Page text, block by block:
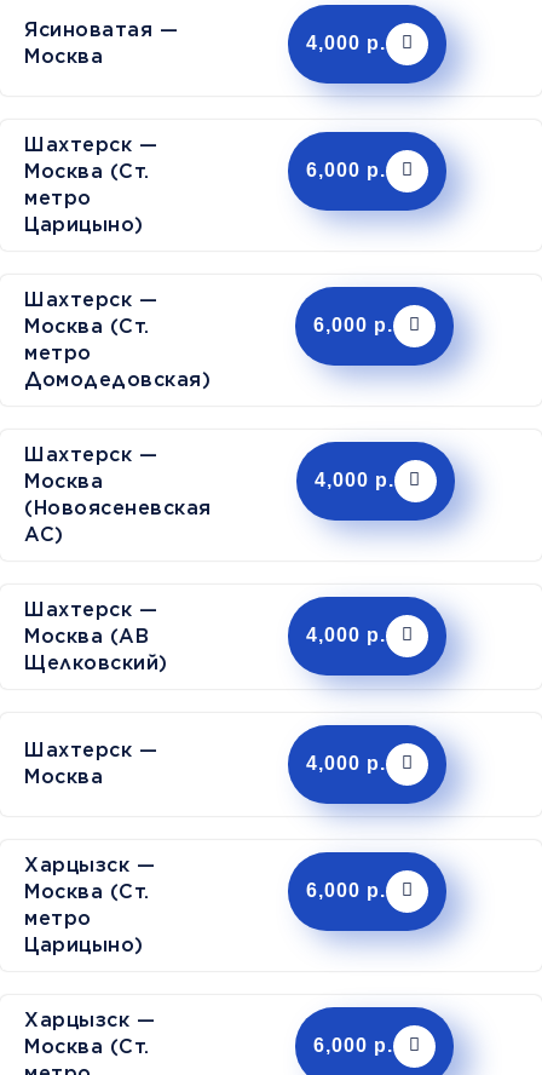
Ясиноватая —
Москва
4,000 р.
Шахтерск —
Москва (Ст.
метро
Царицыно)
6,000 р.
Шахтерск —
Москва (Ст.
метро
Домодедовская)
6,000 р.
Шахтерск —
Москва
(Новоясеневская
АС)
4,000 р.
Шахтерск —
Москва (АВ
Щелковский)
4,000 р.
Шахтерск —
Москва
4,000 р.
Харцызск —
Москва (Ст.
метро
Царицыно)
6,000 р.
Харцызск —
Москва (Ст.
6,000 р.